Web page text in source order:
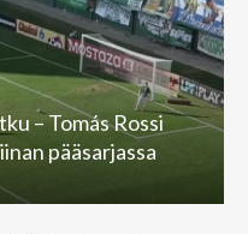
– Tomás Rossi
pääsarjassa